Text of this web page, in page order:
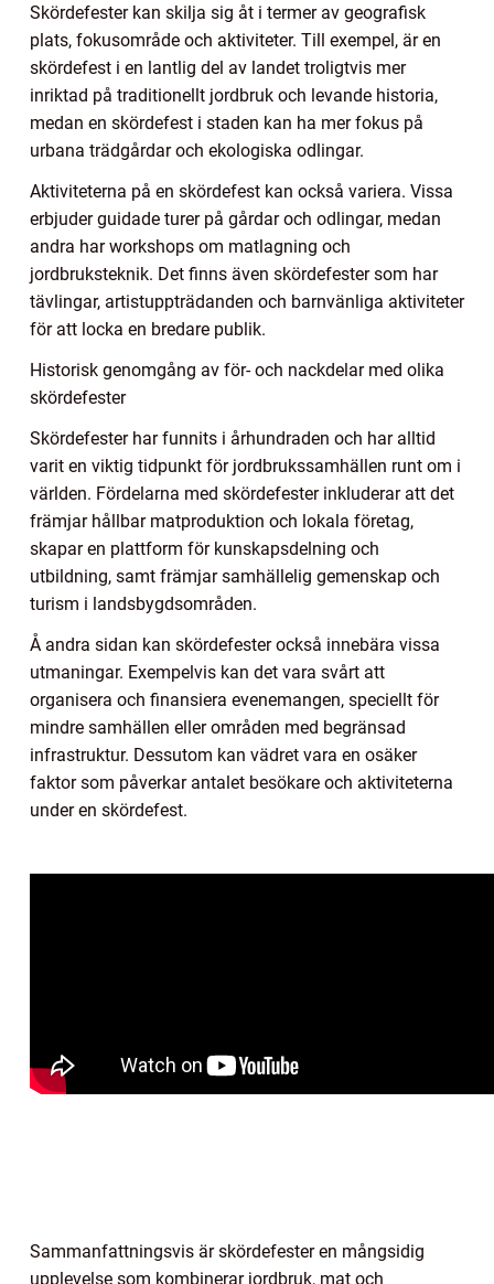
Skördefester kan skilja sig åt i termer av geografisk
plats, fokusområde och aktiviteter. Till exempel, är en
skördefest i en lantlig del av landet troligtvis mer
inriktad på traditionellt jordbruk och levande historia,
medan en skördefest i staden kan ha mer fokus på
urbana trädgårdar och ekologiska odlingar.
Aktiviteterna på en skördefest kan också variera. Vissa
erbjuder guidade turer på gårdar och odlingar, medan
andra har workshops om matlagning och
jordbruksteknik. Det finns även skördefester som har
tävlingar, artistuppträdanden och barnvänliga aktiviteter
för att locka en bredare publik.
Historisk genomgång av för- och nackdelar med olika
skördefester
Skördefester har funnits i århundraden och har alltid
varit en viktig tidpunkt för jordbrukssamhällen runt om i
världen. Fördelarna med skördefester inkluderar att det
främjar hållbar matproduktion och lokala företag,
skapar en plattform för kunskapsdelning och
utbildning, samt främjar samhällelig gemenskap och
turism i landsbygdsområden.
Å andra sidan kan skördefester också innebära vissa
utmaningar. Exempelvis kan det vara svårt att
organisera och finansiera evenemangen, speciellt för
mindre samhällen eller områden med begränsad
infrastruktur. Dessutom kan vädret vara en osäker
faktor som påverkar antalet besökare och aktiviteterna
under en skördefest.
Sammanfattningsvis är skördefester en mångsidig
upplevelse som kombinerar jordbruk, mat och